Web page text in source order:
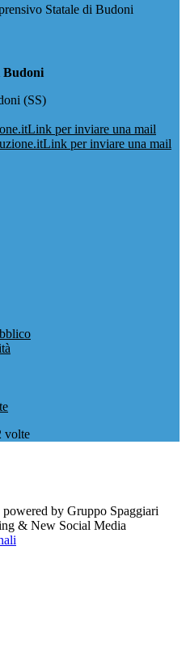
Statale di Budoni
Budoni
(SS)
Link per inviare una mail
Link per inviare una mail
volte
by Gruppo Spaggiari
& New Social Media